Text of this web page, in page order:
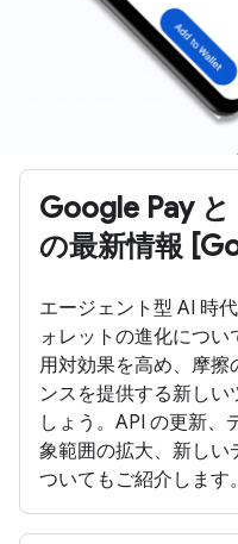
Google Pay
の最新情報
エージェント型 AI 時
ォレットの進化につ
用対効果を高め、摩擦
ンスを提供する新しい
しょう。API の更新、
象範囲の拡大、新しい
ついてもご紹介します。